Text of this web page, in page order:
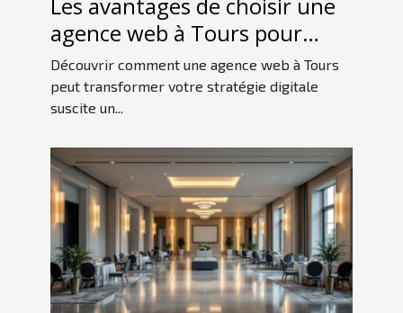
agence web à Tours pour
votre stratégie digitale
Découvrir comment une agence web à Tours
peut transformer votre stratégie digitale
suscite un...